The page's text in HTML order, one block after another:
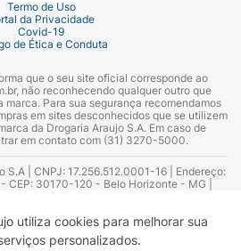
utiliza cookies para melhorar sua
personalizados.
Termo de Uso
da Privacidade
Covid-19
de Ética e Conduta
que o seu site oficial corresponde ao
não reconhecendo qualquer outro que
Para sua segurança recomendamos
em sites desconhecidos que se utilizem
da Drogaria Araujo S.A. Em caso de
em contato com (31) 3270-5000.
S.A | CNPJ: 17.256.512.0001-16 | Endereço:
CEP: 30170-120 - Belo Horizonte - MG |
| Yasmin Silva Alvarenga – CRF 52.584 -
Aguiar Pinheiro - CRF Nº 13.748. Alvará
de Funcionamento da Empresa (AFE):